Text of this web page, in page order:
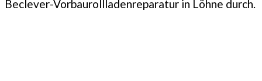
Beclever-Vorbaurollladenreparatur in Löhne durch.